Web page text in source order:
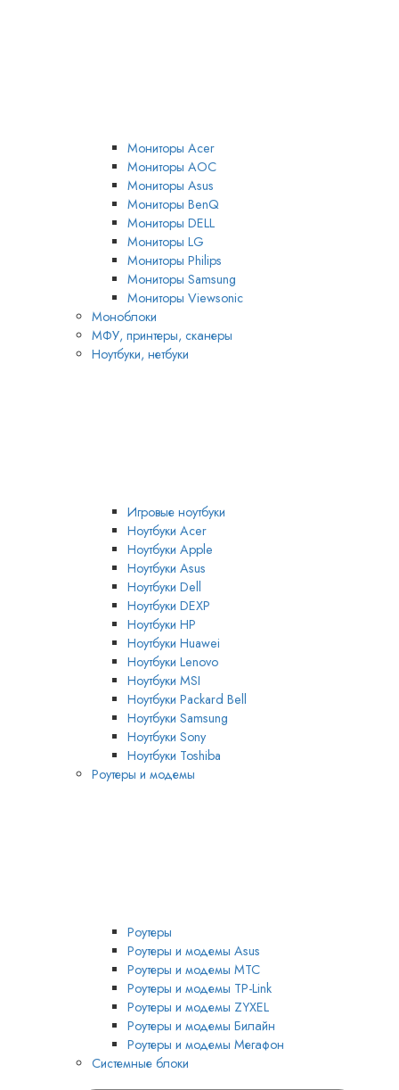
Мониторы Acer
Мониторы AOC
Мониторы Asus
Мониторы BenQ
Мониторы DELL
Мониторы LG
Мониторы Philips
Мониторы Samsung
Мониторы Viewsonic
Моноблоки
МФУ, принтеры, сканеры
Ноутбуки, нетбуки
Игровые ноутбуки
Ноутбуки Acer
Ноутбуки Apple
Ноутбуки Asus
Ноутбуки Dell
Ноутбуки DEXP
Ноутбуки HP
Ноутбуки Huawei
Ноутбуки Lenovo
Ноутбуки MSI
Ноутбуки Packard Bell
Ноутбуки Samsung
Ноутбуки Sony
Ноутбуки Toshiba
Роутеры и модемы
Роутеры
Роутеры и модемы Asus
Роутеры и модемы MTC
Роутеры и модемы TP-Link
Роутеры и модемы ZYXEL
Роутеры и модемы Билайн
Роутеры и модемы Мегафон
Системные блоки